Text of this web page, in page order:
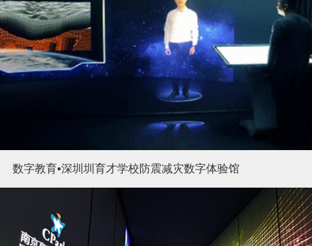
数字教育▪深圳圳育才学校防震减灾数字体验馆